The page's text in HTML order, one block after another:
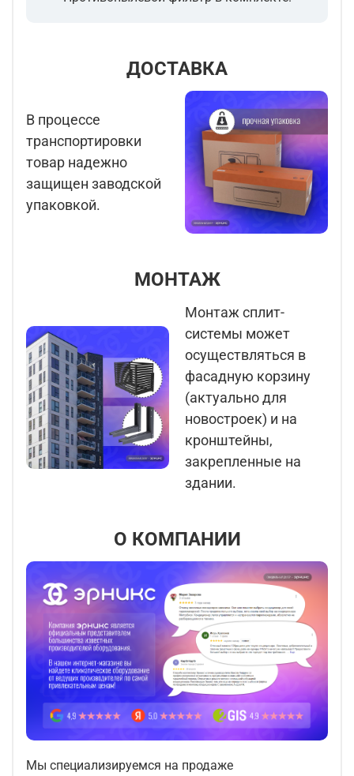
ДОСТАВКА
В процессе
транспортировки
товар надежно
защищен заводской
упаковкой.
МОНТАЖ
Монтаж сплит-
системы может
осуществляться в
фасадную корзину
(актуально для
новостроек) и на
кронштейны,
закрепленные на
здании.
О КОМПАНИИ
Мы специализируемся на продаже